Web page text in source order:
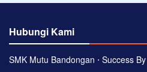
Hubungi Kami
SMK Mutu Bandongan ⋅ Success